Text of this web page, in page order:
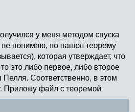
у меня методом спуска
не понимаю, но нашел теорему
которая утверждает, что
это либо первое, либо второе
Соответственно, в этом
Приложу файл с теоремой